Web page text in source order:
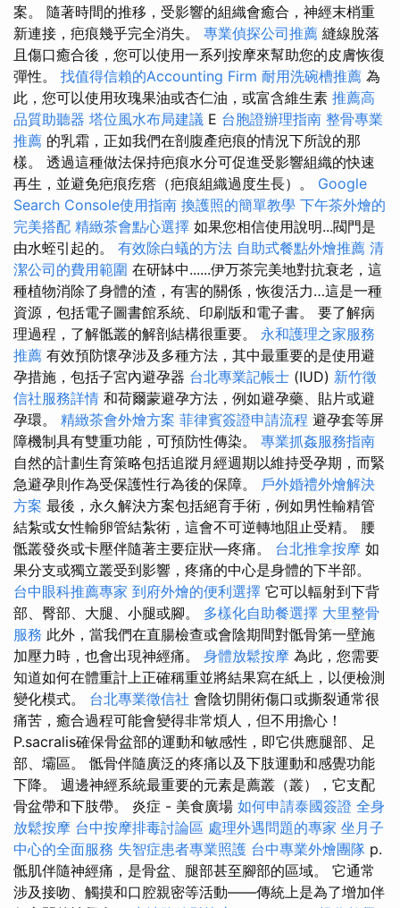
案。 隨著時間的推移，受影響的組織會癒合，神經末梢重
新連接，疤痕幾乎完全消失。 專業偵探公司推薦 縫線脫落
且傷口癒合後，您可以使用一系列按摩來幫助您的皮膚恢復
彈性。 找值得信賴的Accounting Firm 耐用洗碗槽推薦 為
此，您可以使用玫瑰果油或杏仁油，或富含維生素 推薦高
品質助聽器 塔位風水布局建議 E 台胞證辦理指南 整骨專業
推薦 的乳霜，正如我們在剖腹產疤痕的情況下所說的那
樣。 透過這種做法保持疤痕水分可促進受影響組織的快速
再生，並避免疤痕疙瘩（疤痕組織過度生長）。 Google
Search Console使用指南 換護照的簡單教學 下午茶外燴的
完美搭配 精緻茶會點心選擇 如果您相信使用說明...閥門是
由水蛭引起的。 有效除白蟻的方法 自助式餐點外燴推薦 清
潔公司的費用範圍 在研缽中......伊万茶完美地對抗衰老，這
種植物消除了身體的渣，有害的關係，恢復活力…這是一種
資源，包括電子圖書館系統、印刷版和電子書。 要了解病
理過程，了解骶叢的解剖結構很重要。 永和護理之家服務
推薦 有效預防懷孕涉及多種方法，其中最重要的是使用避
孕措施，包括子宮內避孕器 台北專業記帳士 (IUD) 新竹徵
信社服務詳情 和荷爾蒙避孕方法，例如避孕藥、貼片或避
孕環。 精緻茶會外燴方案 菲律賓簽證申請流程 避孕套等屏
障機制具有雙重功能，可預防性傳染。 專業抓姦服務指南
自然的計劃生育策略包括追蹤月經週期以維持受孕期，而緊
急避孕則作為受保護性行為後的保障。 戶外婚禮外燴解決
方案 最後，永久解決方案包括絕育手術，例如男性輸精管
結紮或女性輸卵管結紮術，這會不可逆轉地阻止受精。 腰
骶叢發炎或卡壓伴隨著主要症狀—疼痛。 台北推拿按摩 如
果分支或獨立叢受到影響，疼痛的中心是身體的下半部。
台中眼科推薦專家 到府外燴的便利選擇 它可以輻射到下背
部、臀部、大腿、小腿或腳。 多樣化自助餐選擇 大里整骨
服務 此外，當我們在直腸檢查或會陰期間對骶骨第一壁施
加壓力時，也會出現神經痛。 身體放鬆按摩 為此，您需要
知道如何在體重計上正確稱重並將結果寫在紙上，以便檢測
變化模式。 台北專業徵信社 會陰切開術傷口或撕裂通常很
痛苦，癒合過程可能會變得非常煩人，但不用擔心！
P.sacralis確保骨盆部的運動和敏感性，即它供應腿部、足
部、壩區。 骶骨伴隨廣泛的疼痛以及下肢運動和感覺功能
下降。 週邊神經系統最重要的元素是薦叢（叢），它支配
骨盆帶和下肢帶。 炎症 - 美食廣場 如何申請泰國簽證 全身
放鬆按摩 台中按摩排毒討論區 處理外遇問題的專家 坐月子
中心的全面服務 失智症患者專業照護 台中專業外燴團隊 p.
骶肌伴隨神經痛，是骨盆、腿部甚至腳部的區域。 它通常
涉及接吻、觸摸和口腔親密等活動——傳統上是為了增加伴